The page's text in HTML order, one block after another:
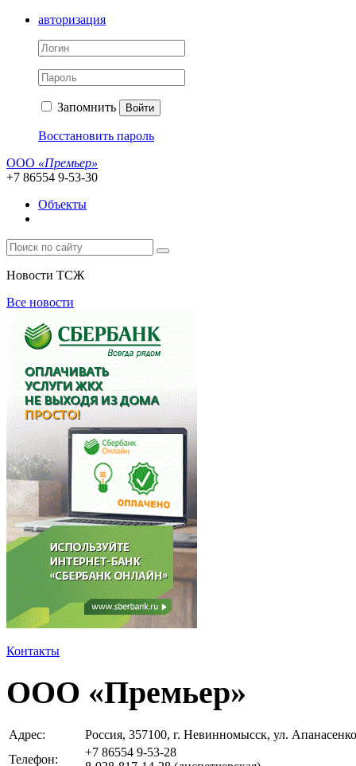
авторизация
Запомнить Войти
Восстановить пароль
ООО «Премьер»
+7 86554 9-53-30
Объекты
Новости ТСЖ
Все новости
Контакты
ООО «Премьер»
Адрес:
Россия, 357100, г. Невинномысск, ул.
Телефон:
+7 86554 9-53-28